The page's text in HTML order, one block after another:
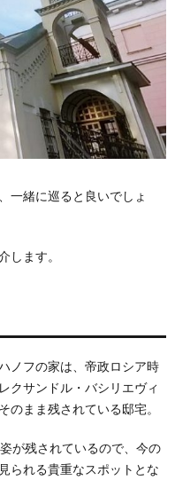
一緒に巡ると良いでしょ
します。
ノフの家は、帝政ロシア時
クサンドル・バシリエヴィ
のまま残されている邸宅。
が残されているので、今の
られる貴重なスポットとな